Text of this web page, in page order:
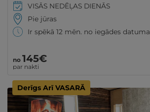
VISĀS NEDĒĻAS DIENĀS
Pie jūras
Ir spēkā 12 mēn. no iegādes datuma
no 145€
par nakti
Derīgs Arī VASARĀ